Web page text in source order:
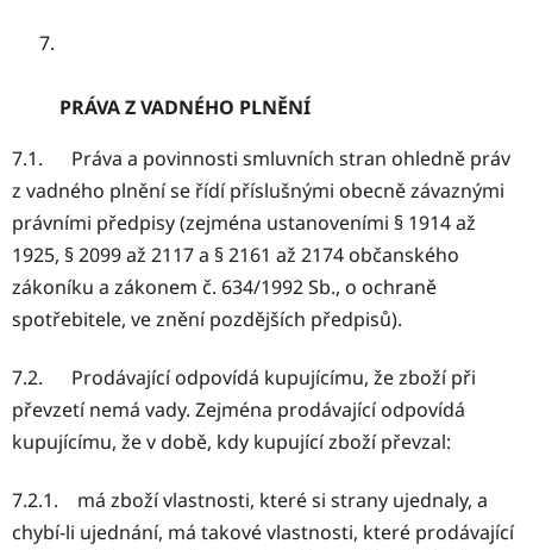
PRÁVA Z VADNÉHO PLNĚNÍ
7.1. Práva a povinnosti smluvních stran ohledně práv
z vadného plnění se řídí příslušnými obecně závaznými
právními předpisy (zejména ustanoveními § 1914 až
1925, § 2099 až 2117 a § 2161 až 2174 občanského
zákoníku a zákonem č. 634/1992 Sb., o ochraně
spotřebitele, ve znění pozdějších předpisů).
7.2. Prodávající odpovídá kupujícímu, že zboží při
převzetí nemá vady. Zejména prodávající odpovídá
kupujícímu, že v době, kdy kupující zboží převzal:
7.2.1. má zboží vlastnosti, které si strany ujednaly, a
chybí-li ujednání, má takové vlastnosti, které prodávající